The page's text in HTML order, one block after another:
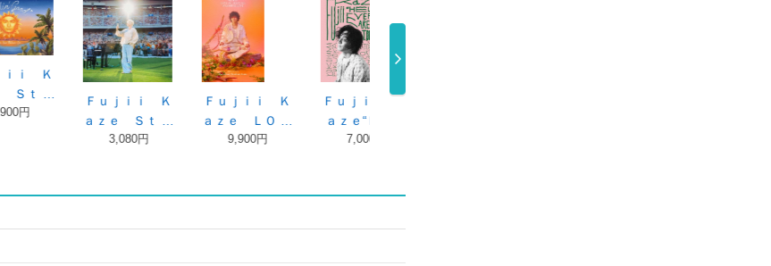
Ｆｕｊｉｉ Ｋ
ａｚｅ ＬＯ …
Ｆｕｊｉｉ Ｋ
ａｚｅ“ＨＥ …
ＨＥＬＰ ＥＶ
ＥＲ ＨＵＲ …
Ｆｕｊｉｉ Ｋ